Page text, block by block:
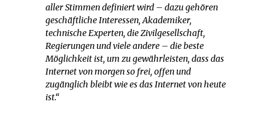
aller Stimmen definiert wird – dazu gehören
geschäftliche Interessen, Akademiker,
technische Experten, die Zivilgesellschaft,
Regierungen und viele andere – die beste
Möglichkeit ist, um zu gewährleisten, dass das
Internet von morgen so frei, offen und
zugänglich bleibt wie es das Internet von heute
ist.“